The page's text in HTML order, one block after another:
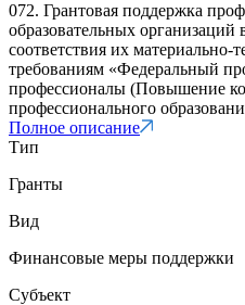
072. Грантовая поддержка
образовательных организаций
соответствия их
требованиям «Федеральный
профессионалы (Повышение
профессионального
Полное описание
Тип
Гранты
Вид
Финансовые меры поддержки
Субъект